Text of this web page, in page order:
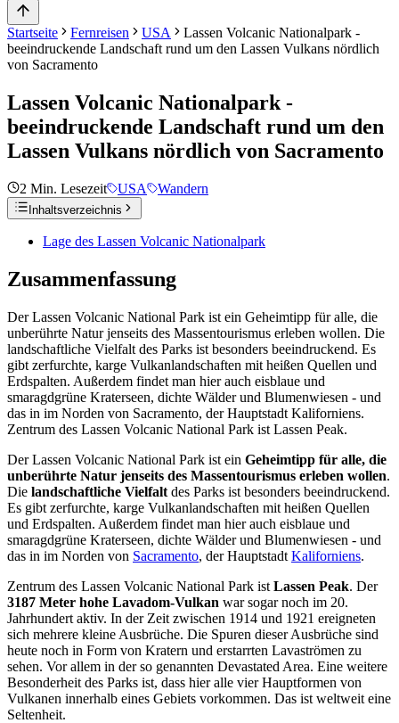
Startseite Fernreisen USA
Lassen Volcanic Nationalpark -
beeindruckende Landschaft rund um den Lassen Vulkans nördlich
von Sacramento
Lassen Volcanic Nationalpark -
beeindruckende Landschaft rund um den
Lassen Vulkans nördlich von Sacramento
2 Min. Lesezeit USA Wandern
Inhaltsverzeichnis
Lage des Lassen Volcanic Nationalpark
Zusammenfassung
Der Lassen Volcanic National Park ist ein Geheimtipp für alle, die
unberührte Natur jenseits des Massentourismus erleben wollen. Die
landschaftliche Vielfalt des Parks ist besonders beeindruckend. Es
gibt zerfurchte, karge Vulkanlandschaften mit heißen Quellen und
Erdspalten. Außerdem findet man hier auch eisblaue und
smaragdgrüne Kraterseen, dichte Wälder und Blumenwiesen - und
das in im Norden von Sacramento, der Hauptstadt Kaliforniens.
Zentrum des Lassen Volcanic National Park ist Lassen Peak.
Der Lassen Volcanic National Park ist ein Geheimtipp für alle, die
unberührte Natur jenseits des Massentourismus erleben wollen.
Die landschaftliche Vielfalt des Parks ist besonders beeindruckend.
Es gibt zerfurchte, karge Vulkanlandschaften mit heißen Quellen
und Erdspalten. Außerdem findet man hier auch eisblaue und
smaragdgrüne Kraterseen, dichte Wälder und Blumenwiesen - und
das in im Norden von Sacramento, der Hauptstadt Kaliforniens.
Zentrum des Lassen Volcanic National Park ist Lassen Peak. Der
3187 Meter hohe Lavadom-Vulkan war sogar noch im 20.
Jahrhundert aktiv. In der Zeit zwischen 1914 und 1921 ereigneten
sich mehrere kleine Ausbrüche. Die Spuren dieser Ausbrüche sind
heute noch in Form von Kratern und erstarrten Lavaströmen zu
sehen. Vor allem in der so genannten Devastated Area. Eine weitere
Besonderheit des Parks ist, dass hier alle vier Hauptformen von
Vulkanen innerhalb eines Gebiets vorkommen. Das ist weltweit eine
Seltenheit.